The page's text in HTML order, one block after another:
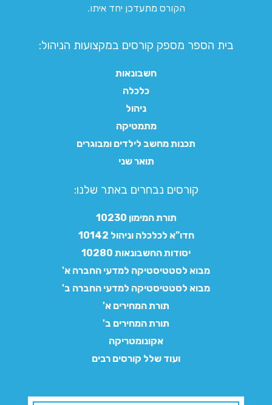
הקורס מתעדכן יחד איתו.
בית הספר מספק קורסים במקצועות הניהול:
חשבונאות
כלכלה
ניהול
מתמטיקה
תכנות מחשב לילדים ומבוגרים
תואר שני
קורסים נבחרים באתר שלנו:​
תורת המימון 10230
חדו"א לכלכלה וניהול 10142
יסודות החשבונאות 10280
מבוא לסטטיסטיקה למדעי החברה א'
מבוא לסטטיסטיקה למדעי החברה ב'
תורת המחירים א'
תורת המחירים ב'
אקונומטריקה
ועוד שלל קורסים רבים